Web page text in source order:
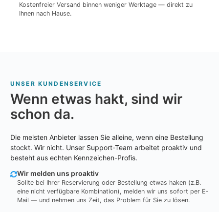
Kostenfreier Versand binnen weniger Werktage — direkt zu
Ihnen nach Hause.
UNSER KUNDENSERVICE
Wenn etwas hakt, sind wir
schon da.
Die meisten Anbieter lassen Sie alleine, wenn eine Bestellung
stockt. Wir nicht. Unser Support-Team arbeitet proaktiv und
besteht aus echten Kennzeichen-Profis.
Wir melden uns proaktiv
Sollte bei Ihrer Reservierung oder Bestellung etwas haken (z.B.
eine nicht verfügbare Kombination), melden wir uns sofort per E-
Mail — und nehmen uns Zeit, das Problem für Sie zu lösen.